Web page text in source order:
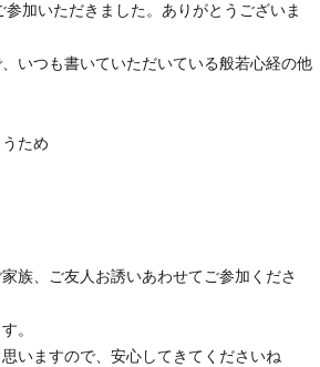
加いただきました。ありがとうございま
いつも書いていただいている般若心経の他
ため
族、ご友人お誘いあわせてご参加くださ
。
いますので、安心してきてくださいね